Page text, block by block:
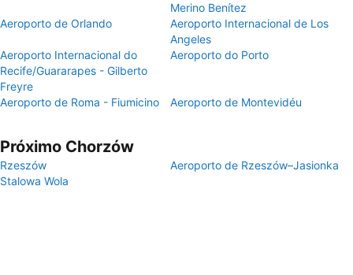
Merino Benítez
Aeroporto de Orlando
Aeroporto Internacional de Los
Angeles
Aeroporto Internacional do
Recife/Guararapes - Gilberto
Freyre
Aeroporto do Porto
Aeroporto de Roma - Fiumicino Aeroporto de Montevidéu
Próximo Chorzów
Rzeszów
Aeroporto de Rzeszów–Jasionka
Stalowa Wola